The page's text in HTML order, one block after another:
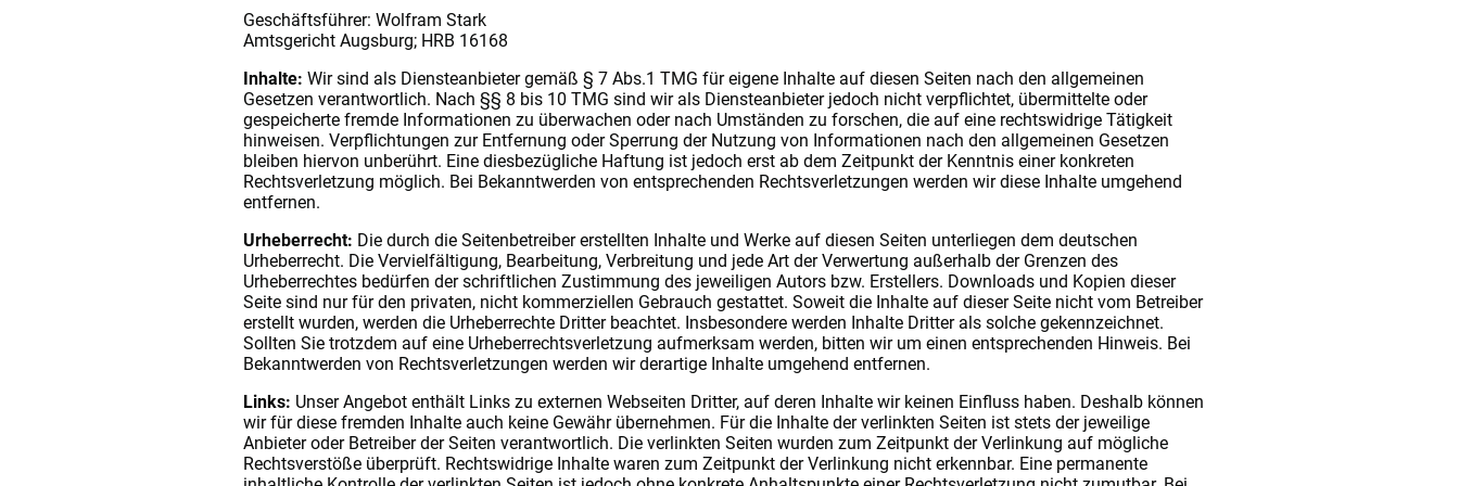
Geschäftsführer: Wolfram Stark
Amtsgericht Augsburg; HRB 16168
Inhalte: Wir sind als Diensteanbieter gemäß § 7 Abs.1 TMG für eigene Inhalte auf diesen Seiten nach den allgemeinen
Gesetzen verantwortlich. Nach §§ 8 bis 10 TMG sind wir als Diensteanbieter jedoch nicht verpflichtet, übermittelte oder
gespeicherte fremde Informationen zu überwachen oder nach Umständen zu forschen, die auf eine rechtswidrige Tätigkeit
hinweisen. Verpflichtungen zur Entfernung oder Sperrung der Nutzung von Informationen nach den allgemeinen Gesetzen
bleiben hiervon unberührt. Eine diesbezügliche Haftung ist jedoch erst ab dem Zeitpunkt der Kenntnis einer konkreten
Rechtsverletzung möglich. Bei Bekanntwerden von entsprechenden Rechtsverletzungen werden wir diese Inhalte umgehend
entfernen.
Urheberrecht: Die durch die Seitenbetreiber erstellten Inhalte und Werke auf diesen Seiten unterliegen dem deutschen
Urheberrecht. Die Vervielfältigung, Bearbeitung, Verbreitung und jede Art der Verwertung außerhalb der Grenzen des
Urheberrechtes bedürfen der schriftlichen Zustimmung des jeweiligen Autors bzw. Erstellers. Downloads und Kopien dieser
Seite sind nur für den privaten, nicht kommerziellen Gebrauch gestattet. Soweit die Inhalte auf dieser Seite nicht vom Betreiber
erstellt wurden, werden die Urheberrechte Dritter beachtet. Insbesondere werden Inhalte Dritter als solche gekennzeichnet.
Sollten Sie trotzdem auf eine Urheberrechtsverletzung aufmerksam werden, bitten wir um einen entsprechenden Hinweis. Bei
Bekanntwerden von Rechtsverletzungen werden wir derartige Inhalte umgehend entfernen.
Links: Unser Angebot enthält Links zu externen Webseiten Dritter, auf deren Inhalte wir keinen Einfluss haben. Deshalb können
wir für diese fremden Inhalte auch keine Gewähr übernehmen. Für die Inhalte der verlinkten Seiten ist stets der jeweilige
Anbieter oder Betreiber der Seiten verantwortlich. Die verlinkten Seiten wurden zum Zeitpunkt der Verlinkung auf mögliche
Rechtsverstöße überprüft. Rechtswidrige Inhalte waren zum Zeitpunkt der Verlinkung nicht erkennbar. Eine permanente